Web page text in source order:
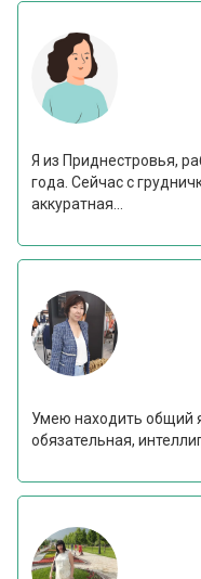
Я из Приднестровья,
года. Сейчас с
аккуратная...
Умею находить общий
обязательная,